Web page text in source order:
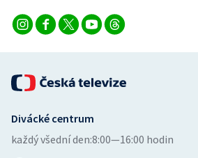
Divácké centrum
každý všední den:8:00—16:00 hodin